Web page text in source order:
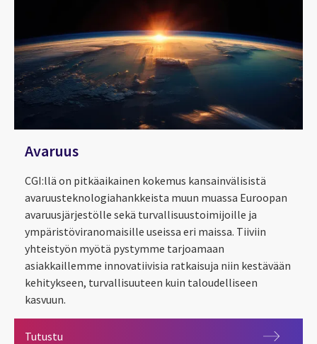
Avaruus
CGI:llä on pitkäaikainen kokemus kansainvälisistä
avaruusteknologiahankkeista muun muassa Euroopan
avaruusjärjestölle sekä turvallisuustoimijoille ja
ympäristöviranomaisille useissa eri maissa. Tiiviin
yhteistyön myötä pystymme tarjoamaan
asiakkaillemme innovatiivisia ratkaisuja niin kestävään
kehitykseen, turvallisuuteen kuin taloudelliseen
kasvuun.
Tutustu